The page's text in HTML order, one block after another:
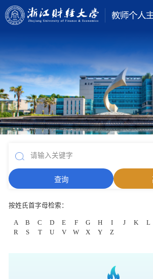
按姓氏首字母检索：
A B C D E F G H I J K L
R
S T U V W X Y Z